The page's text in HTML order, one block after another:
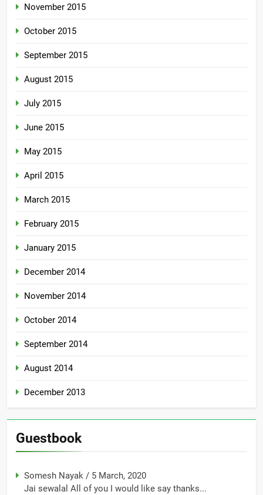
November 2015
October 2015
September 2015
August 2015
July 2015
June 2015
May 2015
April 2015
March 2015
February 2015
January 2015
December 2014
November 2014
October 2014
September 2014
August 2014
December 2013
Guestbook
Somesh Nayak / 5 March, 2020
Jai sewalal All of you I would like say thanks...